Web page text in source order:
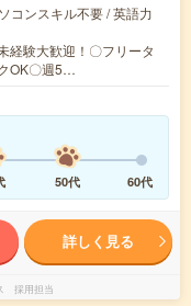
コンスキル不要 / 英語力
経験大歓迎！〇フリータ
OK〇週5…
50代 60代
詳しく見る
採用担当